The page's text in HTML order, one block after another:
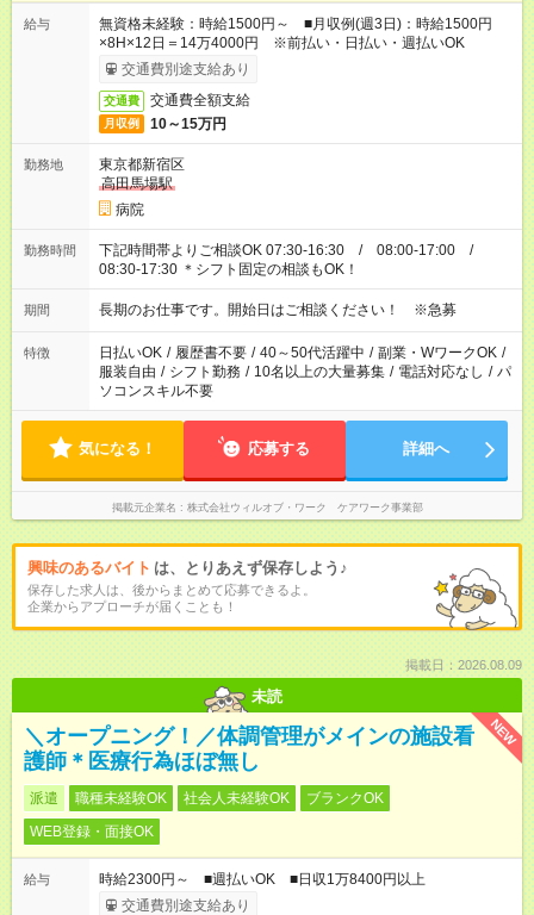
給与
無資格未経験：時給1500円～ ■月収例(週3日)：時給1500円
×8H×12日＝14万4000円 ※前払い・日払い・週払いOK
交通費別途支給あり
交通費 交通費全額支給
月収例 10～15万円
勤務地
東京都新宿区
高田馬場駅
病院
勤務時間
下記時間帯よりご相談OK 07:30-16:30 / 08:00-17:00 /
08:30-17:30 ＊シフト固定の相談もOK！
期間 長期のお仕事です。開始日はご相談ください！ ※急募
特徴 日払いOK / 履歴書不要 / 40～50代活躍中 / 副業・WワークOK /
服装自由 / シフト勤務 / 10名以上の大量募集 / 電話対応なし / パ
ソコンスキル不要
気になる！ 応募する 詳細へ
掲載元企業名 株式会社ウィルオブ・ワーク ケアワーク事業部
興味のあるバイト は、とりあえず保存しよう♪
保存した求人は、後からまとめて応募できるよ。
企業からアプローチが届くことも！
掲載日：2026.08.09
未読
NEW
＼オープニング！／体調管理がメインの施設看
護師＊医療行為ほぼ無し
派遣 職種未経験OK 社会人未経験OK
ブランクOK
WEB登録・面接OK
給与
時給2300円～ ■週払いOK ■日収1万8400円以上
交通費別途支給あり